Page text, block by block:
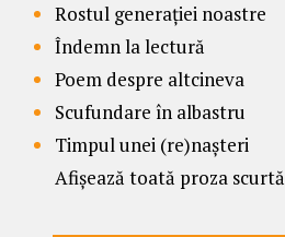
Rostul generației noastre
Îndemn la lectură
Poem despre altcineva
Scufundare în albastru
Timpul unei (re)nașteri
Afișează toată proza scurtă